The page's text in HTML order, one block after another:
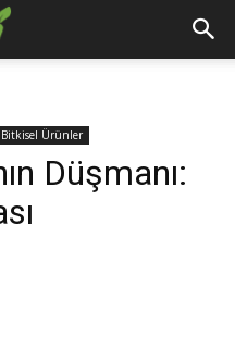
Bitkisel Ürünler
Düşmanı: